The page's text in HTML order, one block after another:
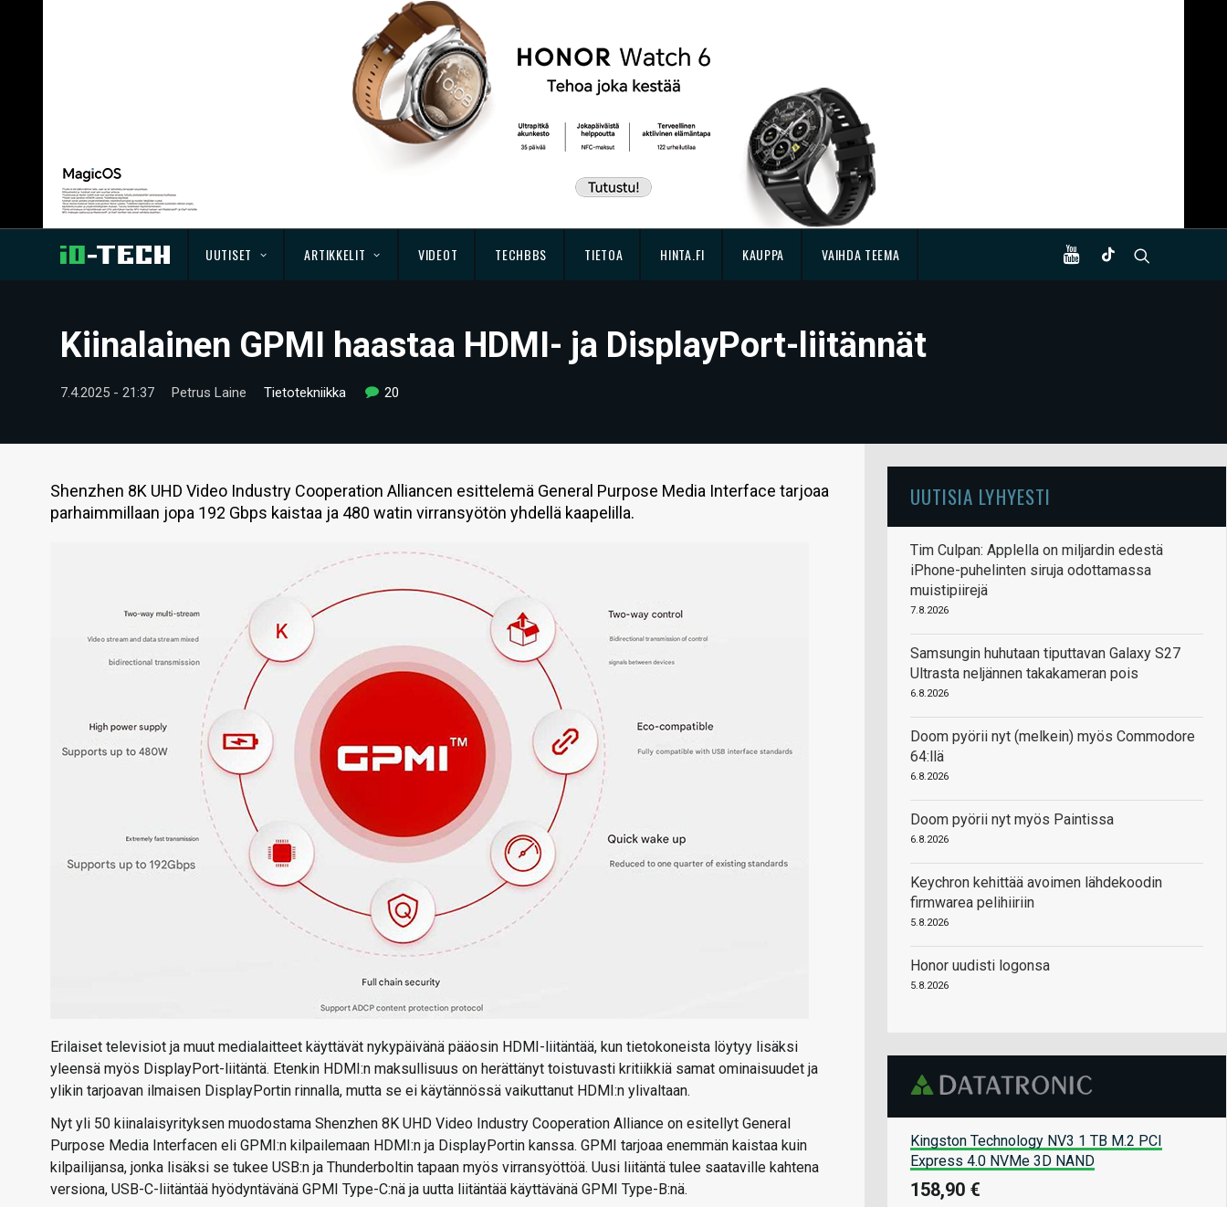
UUTISET ARTIKKELIT VIDEOT TECHBBS TIETOA HINTA.FI KAUPPA VAIHDA TEEMA
Kiinalainen GPMI haastaa HDMI- ja DisplayPort-liitännät
7.4.2025 - 21:37 Petrus Laine Tietotekniikka 20
Shenzhen 8K UHD Video Industry Cooperation Alliancen esittelemä General Purpose Media Interface tarjoaa
parhaimmillaan jopa 192 Gbps kaistaa ja 480 watin virransyötön yhdellä kaapelilla.
Erilaiset televisiot ja muut medialaitteet käyttävät nykypäivänä pääosin HDMI-liitäntää, kun tietokoneista löytyy lisäksi
yleensä myös DisplayPort-liitäntä. Etenkin HDMI:n maksullisuus on herättänyt toistuvasti kritiikkiä samat ominaisuudet ja
ylikin tarjoavan ilmaisen DisplayPortin rinnalla, mutta se ei käytännössä vaikuttanut HDMI:n ylivaltaan.
Nyt yli 50 kiinalaisyrityksen muodostama Shenzhen 8K UHD Video Industry Cooperation Alliance on esitellyt General
Purpose Media Interfacen eli GPMI:n kilpailemaan HDMI:n ja DisplayPortin kanssa. GPMI tarjoaa enemmän kaistaa kuin
kilpailijansa, jonka lisäksi se tukee USB:n ja Thunderboltin tapaan myös virransyöttöä. Uusi liitäntä tulee saataville kahtena
versiona, USB-C-liitäntää hyödyntävänä GPMI Type-C:nä ja uutta liitäntää käyttävänä GPMI Type-B:nä.
UUTISIA LYHYESTI
Tim Culpan: Applella on miljardin edestä
iPhone-puhelinten siruja odottamassa
muistipiirejä
7.8.2026
Samsungin huhutaan tiputtavan Galaxy S27
Ultrasta neljännen takakameran pois
6.8.2026
Doom pyörii nyt (melkein) myös Commodore
64:llä
6.8.2026
Doom pyörii nyt myös Paintissa
6.8.2026
Keychron kehittää avoimen lähdekoodin
firmwarea pelihiiriin
5.8.2026
Honor uudisti logonsa
5.8.2026
Kingston Technology NV3 1 TB M.2 PCI
Express 4.0 NVMe 3D NAND
158,90 €